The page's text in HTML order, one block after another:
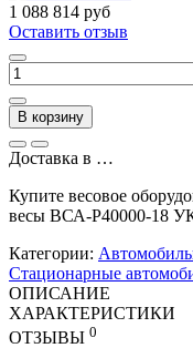
1 088 814 руб
Оставить отзыв
В корзину
Доставка в …
Купите весовое
весы ВСА-Р40000-18
Категории:
Стационарные
ОПИСАНИЕ
ХАРАКТЕРИСТИКИ
ОТЗЫВЫ 0